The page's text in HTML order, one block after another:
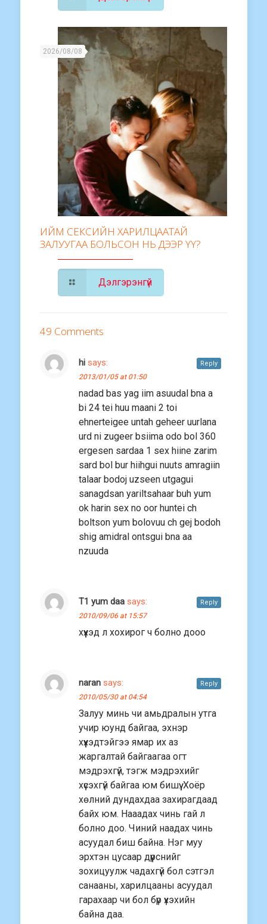
2026/08/08
ИЙМ СЕКСИЙН ХАРИЛЦААТАЙ
ЗАЛУУГАА БОЛЬСОН НЬ ДЭЭР ҮҮ?
Дэлгэрэнгүй
49 Comments
hi says:
2013/01/05 at 01:50
nadad bas yag iim asuudal bna a
bi 24 tei huu maani 2 toi
ehnerteigee untah geheer uurlana
urd ni zugeer bsiima odo bol 360
ergesen sardaa 1 sex hiine zarim
sard bol bur hiihgui nuuts amragiin
talaar bodoj uzseen utgagui
sanagdsan yariltsahaar buh yum
ok harin sex no oor huntei ch
boltson yum bolovuu ch gej bodoh
shig amidral ontsgui bna aa
nzuuda
Reply
T1 yum daa says:
2010/09/06 at 15:57
хүүхэд л хохирог ч болно дооо
Reply
naran says:
2010/05/30 at 04:54
Залуу минь чи амьдралын утга
учир юунд байгаа, эхнэр
хүүхэдтэйгээ ямар их аз
жаргалтай байгаагаа огт
мэдрэхгүй, тэгж мэдрэхийг
хүсэхгүй байгаа юм бишүү. Хоёр
хөлний дундахдаа захирагдаад
байх юм. Нааадах чинь гай л
болно доо. Чиний наадах чинь
асуудал биш байна. Нэг муу
эрхтэн цусаар дүүрснийг
зохицуулж чадахгүй бол сэтгэл
санааны, харилцааны асуудал
гарахаар чи бол бүр үхэхийн
байна даа.
Reply